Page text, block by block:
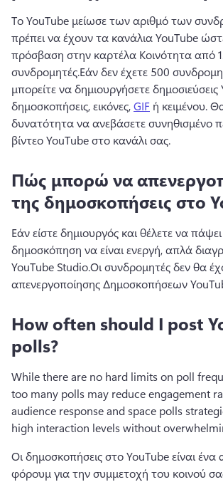
Το YouTube μείωσε των αριθμό των
πρέπει να έχουν τα κανάλια YouTube
πρόσβαση στην καρτέλα Κοινότητα από
συνδρομητές.Εάν δεν έχετε 500
μπορείτε να δημιουργήσετε
δημοσκοπήσεις, εικόνες, GIF ή κειμένου.
δυνατότητα να ανεβάσετε συνηθισμένο
βίντεο YouTube στο κανάλι σας.
Πώς μπορώ να
της δημοσκοπήσεις στο
Εάν είστε δημιουργός και θέλετε να
δημοσκόπηση να είναι ενεργή, απλά
YouTube Studio.Οι συνδρομητές δεν θα
απενεργοποίησης Δημοσκοπήσεων
How often should I post
polls?
While there are no hard limits on poll
too many polls may reduce engagement
audience response and space polls
high interaction levels without
Οι δημοσκοπήσεις στο YouTube είναι ένα
φόρουμ για την συμμετοχή του κοινού